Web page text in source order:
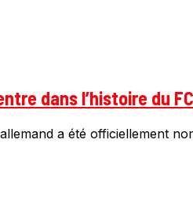
dans l’histoire du
a été officiellement